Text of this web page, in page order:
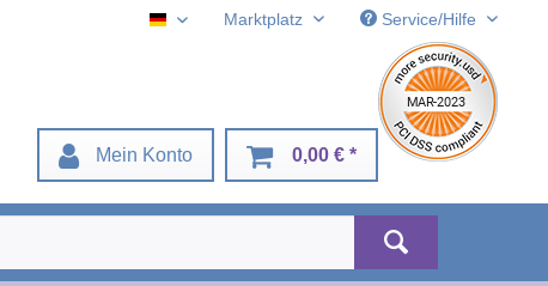
DeustchMarktplatz Service/Hilfe
Mein Konto 0,00 € *